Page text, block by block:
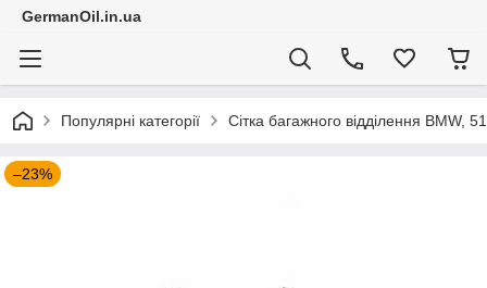
GermanOil.in.ua
Популярні категорії Сітка багажного відділення BMW,
–23%